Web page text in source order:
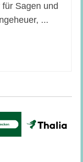
Sagen und
...